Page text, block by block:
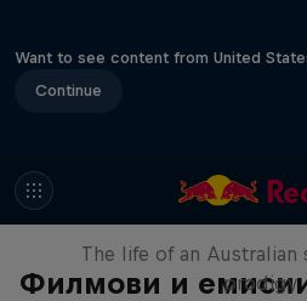
Want to see content from United
Continue
Филмови и
Volare:
The life of an
prodigy